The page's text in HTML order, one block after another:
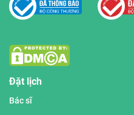
Đặt lịch
Bác sĩ